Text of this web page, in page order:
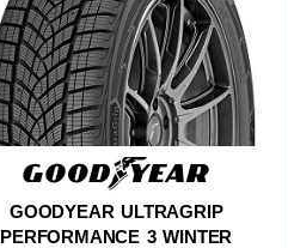
GOODYEAR ULTRAGRIP
PERFORMANCE 3 WINTER